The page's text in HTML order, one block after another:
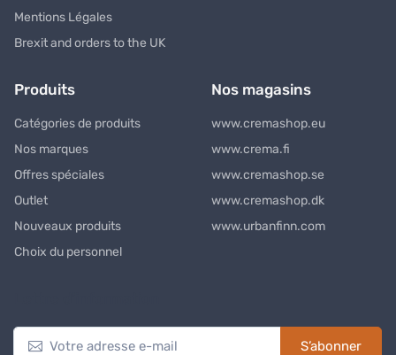
Mentions Légales
Brexit and orders to the UK
Produits
Catégories de produits
Nos marques
Offres spéciales
Outlet
Nouveaux produits
Choix du personnel
Nos magasins
www.cremashop.eu
www.crema.fi
www.cremashop.se
www.cremashop.dk
www.urbanfinn.com
S’abonner